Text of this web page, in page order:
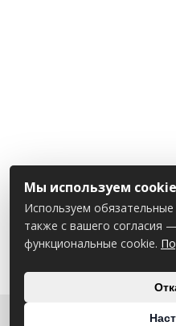
Мы используем cookie
Используем
также с вашего согласия
функциональные cookie.